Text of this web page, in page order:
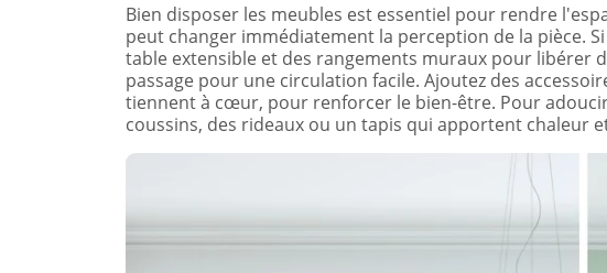
Bien disposer les meubles est essentiel pour rendre
peut changer immédiatement la perception de la pièce.
table extensible et des rangements muraux pour libérer
passage pour une circulation facile. Ajoutez des
tiennent à cœur, pour renforcer le bien-être. Pour
coussins, des rideaux ou un tapis qui apportent chaleur